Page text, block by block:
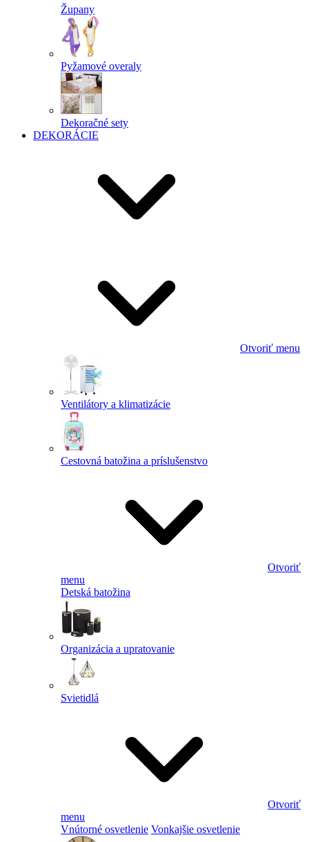
Župany
Pyžamové overaly
Dekoračné sety
DEKORÁCIE
Otvoriť menu
Ventilátory a klimatizácie
Cestovná batožina a príslušenstvo
Otvoriť
menu
Detská batožina
Organizácia a upratovanie
Svietidlá
Otvoriť
menu
Vnútorné osvetlenie Vonkajšie osvetlenie